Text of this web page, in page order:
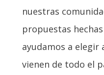
nuestras
propuestas
ayudamos a elegir
vienen de todo el